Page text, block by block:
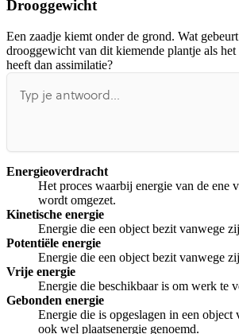
Afspelen werkte niet
Drooggewicht
Een zaadje kiemt onder de grond. Wat
drooggewicht van dit kiemende plantje als
heeft dan assimilatie?
Energieoverdracht
Het proces waarbij energie van de ene
wordt omgezet.
Kinetische energie
Energie die een object bezit vanwege
Potentiële energie
Energie die een object bezit vanwege
Vrije energie
Energie die beschikbaar is om werk te
Gebonden energie
Energie die is opgeslagen in een object
ook wel plaatsenergie genoemd.